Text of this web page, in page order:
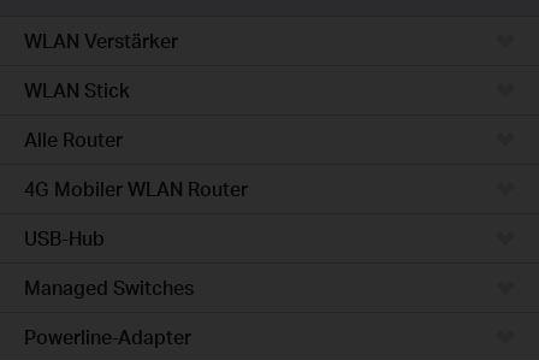
WLAN Verstärker
WLAN Stick
Alle Router
4G Mobiler WLAN Router
USB-Hub
Managed Switches
Powerline-Adapter